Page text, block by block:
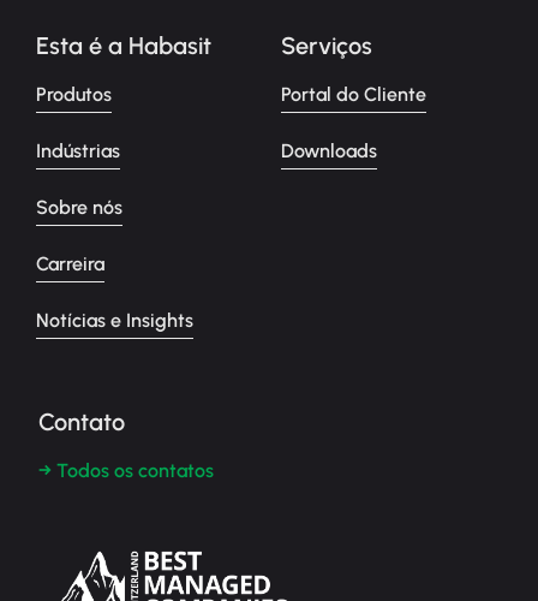
Esta é a Habasit
Produtos
Indústrias
Sobre nós
Carreira
Notícias e Insights
Serviços
Portal do Cliente
Downloads
Contato
→ Todos os contatos